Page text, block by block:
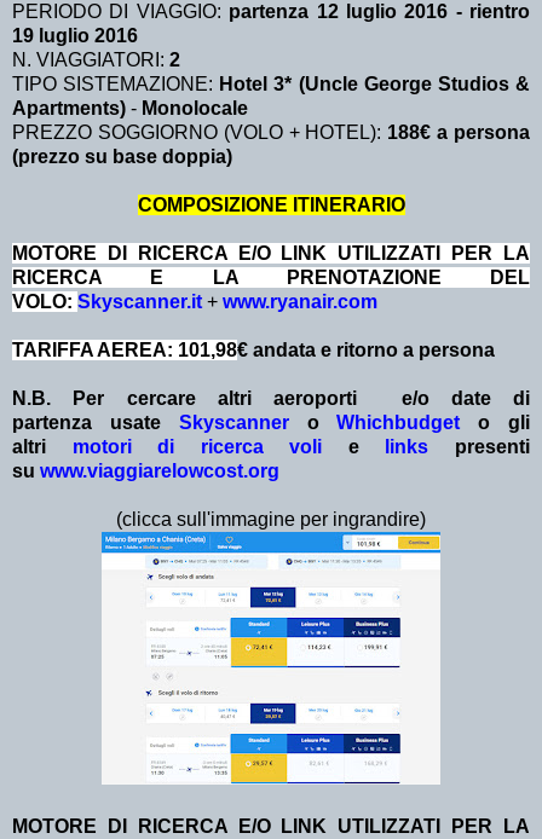
PERIODO DI VIAGGIO: partenza 12 luglio 2016 - rientro
19 luglio 2016
N. VIAGGIATORI: 2
TIPO SISTEMAZIONE: Hotel 3* (Uncle George Studios &
Apartments) - Monolocale
PREZZO SOGGIORNO (VOLO + HOTEL): 188€ a persona
(prezzo su base doppia)
COMPOSIZIONE ITINERARIO
MOTORE DI RICERCA E/O LINK UTILIZZATI PER LA
RICERCA E LA PRENOTAZIONE DEL
VOLO: Skyscanner.it + www.ryanair.com
TARIFFA AEREA: 101,98€ andata e ritorno a persona
N.B. Per cercare altri aeroporti e/o date di
partenza usate SkyscanneroWhichbudget o gli
altri motori di ricerca voli e links presenti
su www.viaggiarelowcost.org
(clicca sull'immagine per ingrandire)
MOTORE DI RICERCA E/O LINK UTILIZZATI PER LA